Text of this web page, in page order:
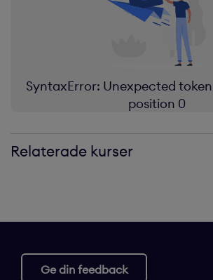
SyntaxError: Unexpected
position 0
Relaterade kurser
Ge din feedback